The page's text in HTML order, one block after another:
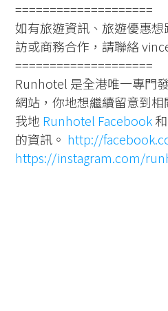
====================
如有旅遊資訊、旅遊優惠
訪或商務合作，請聯絡
====================
Runhotel 是全港唯一專門
網站，你地想繼續留意到
我地 Runhotel Facebook和
的資訊。 http://
https://instagram.com/